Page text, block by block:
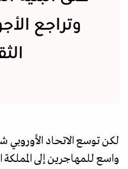
وتراجع
واسع للمهاجرين إلى